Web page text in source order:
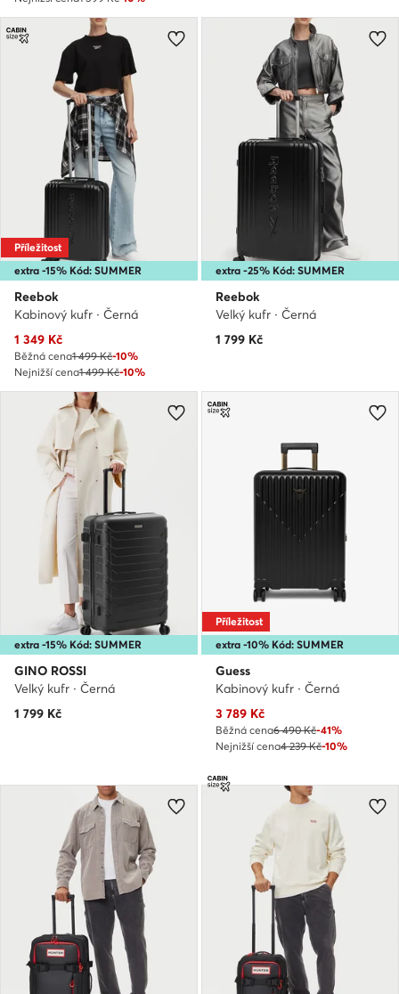
extra -15% Kód: SUMMER
Příležitost
Reebok
Kabinový kufr · Černá
Aktuální cena
1 349 Kč
Běžná cena1 499 Kč-10%
Nejnižší cena1 499 Kč-10%
extra -25% Kód: SUMMER
Reebok
Velký kufr · Černá
1 799 Kč
extra -15% Kód: SUMMER
GINO ROSSI
Velký kufr · Černá
1 799 Kč
extra -10% Kód: SUMMER
Příležitost
Guess
Kabinový kufr · Černá
Aktuální cena
3 789 Kč
Běžná cena6 490 Kč-41%
Nejnižší cena4 239 Kč-10%